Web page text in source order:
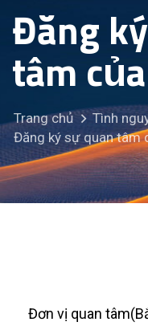
Đăng
tâm
Trang chủ
Tình
Đăng ký sự quan tâm
Đơn vị quan tâm